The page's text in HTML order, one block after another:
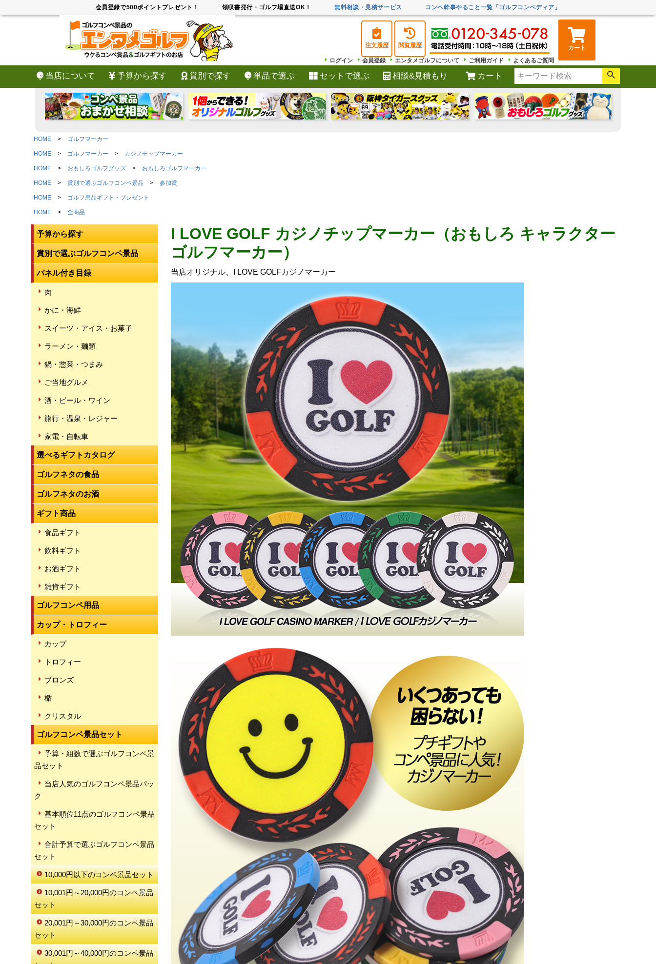
会員登録で500ポイントプレゼント！ 領収書発行・ゴルフ場直送OK！ 無料相談・見積サービス コンペ幹事やること一覧「ゴルフコンペディア」
注文履歴 閲覧履歴
カート
ログイン
会員登録 エンタメゴルフについて ご利用ガイド よくあるご質問
当店について 予算から探す 賞別で探す 単品で選ぶ セットで選ぶ 相談&見積もり カート
検索
HOME ゴルフマーカー
HOME ゴルフマーカー カジノチップマーカー
HOME おもしろゴルフグッズ おもしろゴルフマーカー
HOME 賞別で選ぶゴルフコンペ景品 参加賞
HOME ゴルフ用品ギフト・プレゼント
HOME 全商品
予算から探す
賞別で選ぶゴルフコンペ景品
パネル付き目録
肉
かに・海鮮
スイーツ・アイス・お菓子
ラーメン・麺類
鍋・惣菜・つまみ
ご当地グルメ
酒・ビール・ワイン
旅行・温泉・レジャー
家電・自転車
選べるギフトカタログ
ゴルフネタの食品
ゴルフネタのお酒
ギフト商品
食品ギフト
飲料ギフト
お酒ギフト
雑貨ギフト
ゴルフコンペ用品
カップ・トロフィー
カップ
トロフィー
ブロンズ
楯
クリスタル
ゴルフコンペ景品セット
予算・組数で選ぶゴルフコンペ景
品セット
当店人気のゴルフコンペ景品パッ
ク
基本順位11点のゴルフコンペ景品
セット
合計予算で選ぶゴルフコンペ景品
セット
10,000円以下のコンペ景品セット
10,001円～20,000円のコンペ景品
セット
20,001円～30,000円のコンペ景品
セット
30,001円～40,000円のコンペ景品
I LOVE GOLF カジノチップマーカー（おもしろ キャラクター
ゴルフマーカー）
当店オリジナル、I LOVE GOLFカジノマーカー